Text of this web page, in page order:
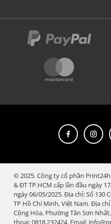
© 2025. Công ty cổ phần
& ĐT TP.HCM cấp lần đầu ngày
ngày 06/05/2025. Địa chỉ: Số 130
TP Hồ Chí Minh, Việt Nam. Địa
Cộng Hòa, Phường Tân Sơn
thoại: 0818.232424. Email: